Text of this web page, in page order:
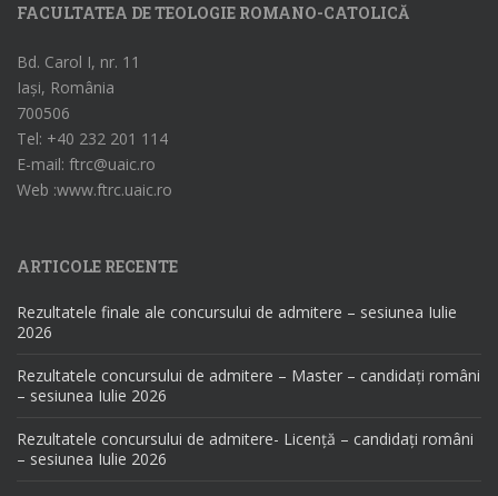
FACULTATEA DE TEOLOGIE ROMANO-CATOLICĂ
Bd. Carol I, nr. 11
Iași, România
700506
Tel: +40 232 201 114
E-mail: ftrc@uaic.ro
Web :www.ftrc.uaic.ro
ARTICOLE RECENTE
Rezultatele finale ale concursului de admitere – sesiunea Iulie
2026
Rezultatele concursului de admitere – Master – candidați români
– sesiunea Iulie 2026
Rezultatele concursului de admitere- Licență – candidați români
– sesiunea Iulie 2026